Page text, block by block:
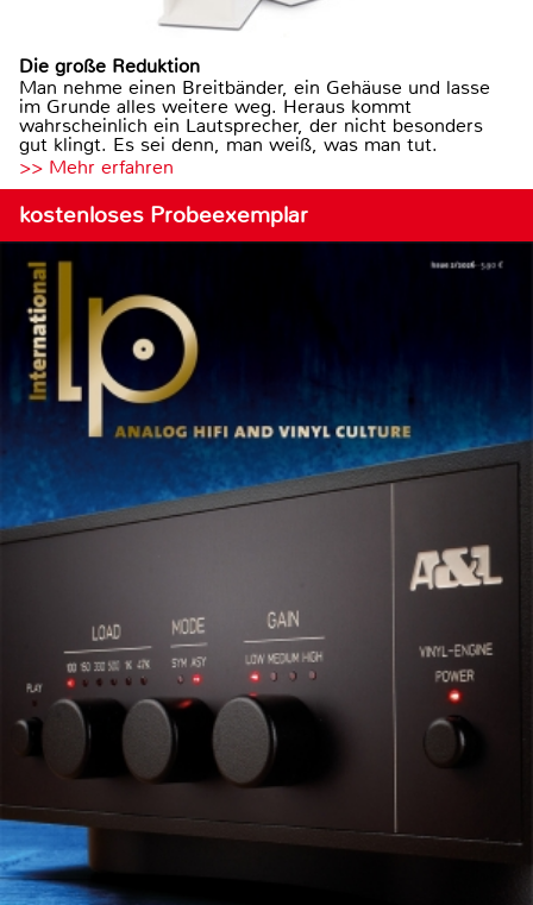
Die große Reduktion
Man nehme einen Breitbänder, ein Gehäuse und lasse
im Grunde alles weitere weg. Heraus kommt
wahrscheinlich ein Lautsprecher, der nicht besonders
gut klingt. Es sei denn, man weiß, was man tut.
>> Mehr erfahren
kostenloses Probeexemplar